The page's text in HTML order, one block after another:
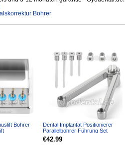
Bohrer
Bohrer
Dental Implantat Positionierer
Parallelbohrer Führung Set
Edelstahl
€42.99